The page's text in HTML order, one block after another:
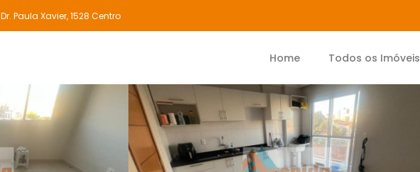
Dr. Paula Xavier, 1528 Centro
Home Todos os Imóveis